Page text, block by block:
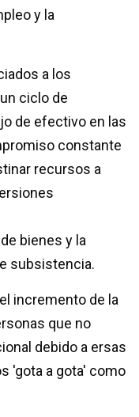
y la
a los
ciclo de
de efectivo en las
constante
recursos a
bienes y la
subsistencia.
incremento de la
que no
debido a ersas
'gota a gota' como